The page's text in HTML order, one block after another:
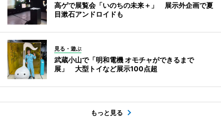
高ゲで展覧会「いのちの未来＋」 展示外企画で夏
目漱石アンドロイドも
見る・遊ぶ
武蔵小山で「明和電機 オモチャができるまで
展」 大型トイなど展示100点超
もっと見る